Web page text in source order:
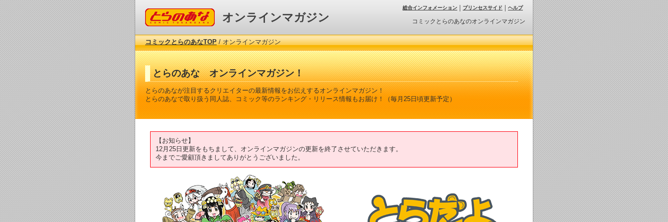
コミックとらのあな オンラインマガジン コミックとらのあなのオンラインマガジン
総合インフォメーション プリンセスサイド ヘルプ
コミックとらのあなTOP/ オンラインマガジン
とらのあな オンラインマガジン！
とらのあなが注目するクリエイターの最新情報をお伝えするオンラインマガジン！
とらのあなで取り扱う同人誌、コミック等のランキング・リリース情報もお届け！（毎月25日頃更新予定）
【お知らせ】
12月25日更新をもちまして、オンラインマガジンの更新を終了させていただきます。
今までご愛顧頂きましてありがとうございました。